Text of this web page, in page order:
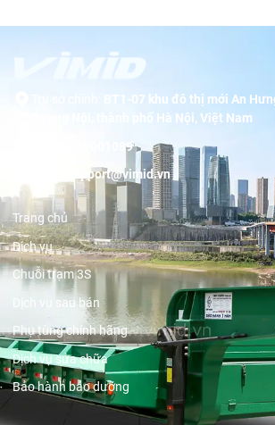
BT1-07 khu đô thị mới An
Dương Nội, thành phố Hà Nội, Việt Nam
19001089
support@vimid.vn
Trang chủ
Dịch vụ
Chuỗi trạm 3S
Dịch vụ sau bán
Phụ tùng chính hãng
Dịch vụ sửa chữa
Bảo hành bảo dưỡng